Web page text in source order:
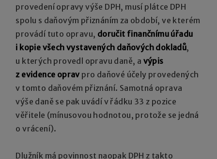
provedení opravy výše DPH, musí plátce DPH
spolu s daňovým přiznáním za období, ve kterém
provádí tuto opravu, doručit finančnímu úřadu
i kopie všech vystavených daňových dokladů,
u kterých provedl opravu daně, a výpis
z evidence opravpro daňové účely provedených
v tomto daňovém přiznání. Samotná oprava
výše daně se pak uvádí v řádku 33 z pozice
věřitele (mínusovou hodnotou, protože se jedná
o vrácení).
Dlužník má povinnost naopak DPH z takto